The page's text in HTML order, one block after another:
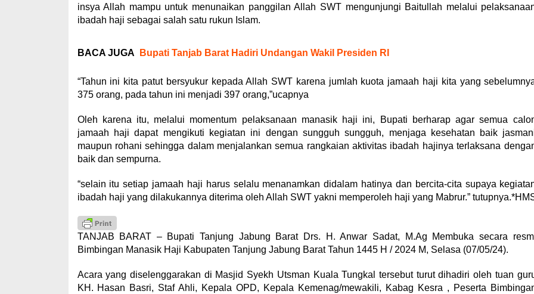
insya Allah mampu untuk menunaikan panggilan Allah SWT mengunjungi Baitullah melalui
ibadah haji sebagai salah satu rukun Islam.
BACA JUGA Bupati Tanjab Barat Hadiri Undangan Wakil Presiden RI
“Tahun ini kita patut bersyukur kepada Allah SWT karena jumlah kuota jamaah haji kita yang
375 orang, pada tahun ini menjadi 397 orang,”ucapnya
Oleh karena itu, melalui momentum pelaksanaan manasik haji ini, Bupati berharap agar semua
jamaah haji dapat mengikuti kegiatan ini dengan sungguh sungguh, menjaga kesehatan baik
maupun rohani sehingga dalam menjalankan semua rangkaian aktivitas ibadah hajinya terlaksana
baik dan sempurna.
“selain itu setiap jamaah haji harus selalu menanamkan didalam hatinya dan bercita-cita supaya
ibadah haji yang dilakukannya diterima oleh Allah SWT yakni memperoleh haji yang Mabrur.”
TANJAB BARAT – Bupati Tanjung Jabung Barat Drs. H. Anwar Sadat, M.Ag Membuka secara
Bimbingan Manasik Haji Kabupaten Tanjung Jabung Barat Tahun 1445 H / 2024 M, Selasa (07/05/24).
Acara yang diselenggarakan di Masjid Syekh Utsman Kuala Tungkal tersebut turut dihadiri oleh tuan
KH. Hasan Basri, Staf Ahli, Kepala OPD, Kepala Kemenag/mewakili, Kabag Kesra , Peserta